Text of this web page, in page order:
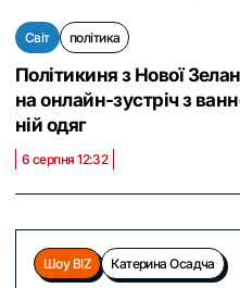
Світ політика
Політикиня з Нової
на онлайн-зустріч з
ній одяг
6 серпня 12:32
Шоу BIZ Катерина Осадча